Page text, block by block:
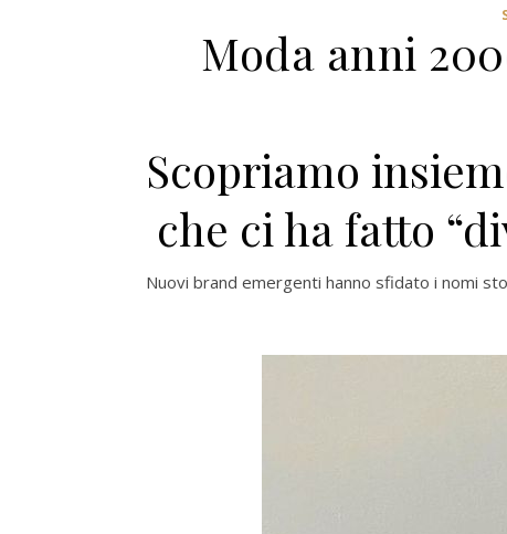
Moda anni
Scopriamo
che ci ha fatto
Nuovi brand emergenti hanno sfidato i nomi